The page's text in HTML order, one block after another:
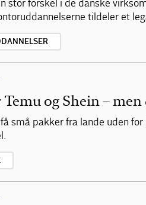
stor forskel i de danske
tildeler et
og Shein –
små pakker fra lande uden